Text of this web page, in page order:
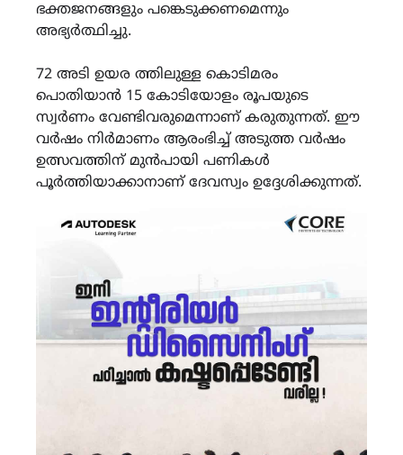
ഭക്തജനങ്ങളും പങ്കെടുക്കണമെന്നും
അഭ്യർത്ഥിച്ചു.
72 അടി ഉയര ത്തിലുള്ള കൊടിമരം
പൊതിയാൻ 15 കോടിയോളം രൂപയുടെ
സ്വർണം വേണ്ടിവരുമെന്നാണ് കരുതുന്നത്. ഈ
വർഷം നിർമാണം ആരംഭിച്ച് അടുത്ത വർഷം
ഉത്സവത്തിന് മുൻപായി പണികൾ
പൂർത്തിയാക്കാനാണ് ദേവസ്വം ഉദ്ദേശിക്കുന്നത്.